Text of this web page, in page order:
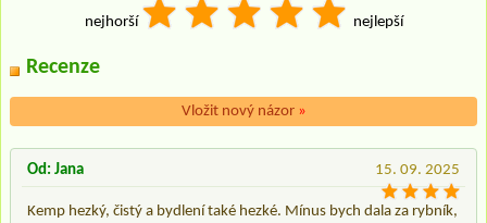
nejhorší nejlepší
Recenze
Vložit nový názor »
15. 09. 2025
Od: Jana
Kemp hezký, čistý a bydlení také hezké. Mínus bych dala za rybník,